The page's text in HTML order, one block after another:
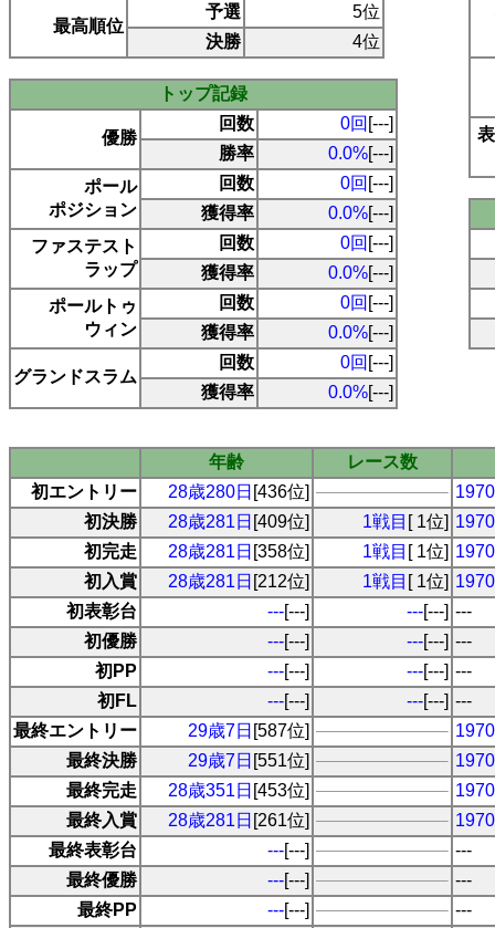
最高順位
予選
5位
決勝
4位
トップ記録
優勝
回数 0回 [---]
勝率
0.0%[---]
ポール
ポジション
回数 0回 [---]
獲得率
0.0%[---]
ファステスト
ラップ
回数 0回 [---]
獲得率
0.0%[---]
ポールトゥ
ウィン
回数 0回 [---]
獲得率
0.0%[---]
グランドスラム
回数 0回 [---]
獲得率
0.0%[---]
年齢
レース数
初エントリー
28歳280日 [436位]
初決勝
28歳281日 [409位] 1戦目 [ 1位]
初完走
28歳281日 [358位] 1戦目 [ 1位]
初入賞
28歳281日 [212位] 1戦目 [ 1位]
初表彰台
---[---] ---[---] ---
初優勝
---[---] ---[---] ---
初PP
---[---] ---[---] ---
初FL
---[---] ---[---] ---
最終エントリー
29歳7日 [587位]
最終決勝
29歳7日 [551位]
最終完走
28歳351日 [453位]
最終入賞
28歳281日 [261位]
最終表彰台
---[---]
---
最終優勝
---[---]
---
最終PP
---[---]
---